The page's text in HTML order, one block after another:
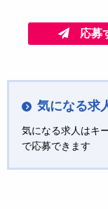
応募
気になる求
気になる求人はキ
で応募できます